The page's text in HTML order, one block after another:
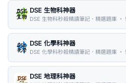
DSE 生物科神器
DSE 生物科秒殺精讀筆記．精選題庫 ・
DSE 化學科神器
DSE 化學科秒殺精讀筆記．精選題庫 ・
DSE 地理科神器